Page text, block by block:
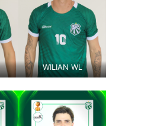
WILIAN WL